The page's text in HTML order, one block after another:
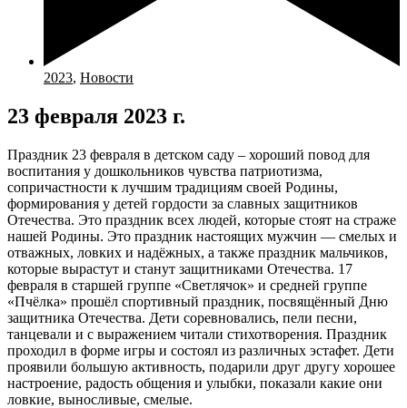
2023, Новости
23 февраля 2023 г.
Праздник 23 февраля в детском саду – хороший повод для
воспитания у дошкольников чувства патриотизма,
сопричастности к лучшим традициям своей Родины,
формирования у детей гордости за славных защитников
Отечества. Это праздник всех людей, которые стоят на страже
нашей Родины. Это праздник настоящих мужчин — смелых и
отважных, ловких и надёжных, а также праздник мальчиков,
которые вырастут и станут защитниками Отечества. 17
февраля в старшей группе «Светлячок» и средней группе
«Пчёлка» прошёл спортивный праздник, посвящённый Дню
защитника Отечества. Дети соревновались, пели песни,
танцевали и с выражением читали стихотворения. Праздник
проходил в форме игры и состоял из различных эстафет. Дети
проявили большую активность, подарили друг другу хорошее
настроение, радость общения и улыбки, показали какие они
ловкие, выносливые, смелые.